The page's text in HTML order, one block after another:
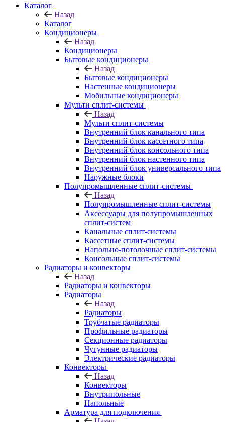
Каталог
Назад
Каталог
Кондиционеры
Назад
Кондиционеры
Бытовые кондиционеры
Назад
Бытовые кондиционеры
Настенные кондиционеры
Мобильные кондиционеры
Мульти сплит-системы
Назад
Мульти сплит-системы
Внутренний блок канального типа
Внутренний блок кассетного типа
Внутренний блок консольного типа
Внутренний блок настенного типа
Внутренний блок универсального типа
Наружные блоки
Полупромышленные сплит-системы
Назад
Полупромышленные сплит-системы
Аксессуары для полупромышленных
сплит-систем
Канальные сплит-системы
Кассетные сплит-системы
Напольно-потолочные сплит-системы
Консольные сплит-системы
Радиаторы и конвекторы
Назад
Радиаторы и конвекторы
Радиаторы
Назад
Радиаторы
Трубчатые радиаторы
Профильные радиаторы
Секционные радиаторы
Чугунные радиаторы
Электрические радиаторы
Конвекторы
Назад
Конвекторы
Внутрипольные
Напольные
Арматура для подключения